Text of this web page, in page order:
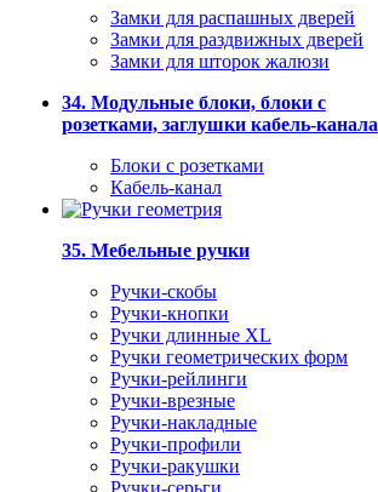
Замки для распашных дверей
Замки для раздвижных дверей
Замки для шторок жалюзи
34. Модульные блоки, блоки с
розетками, заглушки кабель-канала
Блоки с розетками
Кабель-канал
35. Мебельные ручки
Ручки-скобы
Ручки-кнопки
Ручки длинные XL
Ручки геометрических форм
Ручки-рейлинги
Ручки-врезные
Ручки-накладные
Ручки-профили
Ручки-ракушки
Ручки-серьги